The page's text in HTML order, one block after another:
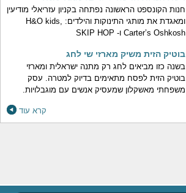
חנות הקונספט הראשונה נפתחה בקניון עזריאלי מודיעין
ומאגדת את מותגי התינוקות והילדים: H&O kids,
Carter’s Oshkosh ו- SKIP HOP
בוטיק הזית משיק מארזי שי לחג
בשנה כזו מביאים לחג רק מתנה ישראלית ומארזי
בוטיק הזית לפסח מתאימים בדיוק למטרה. עסק
משפחתי מאשקלון שמעסיק אנשים עם מוגבלויות.
קרא עוד